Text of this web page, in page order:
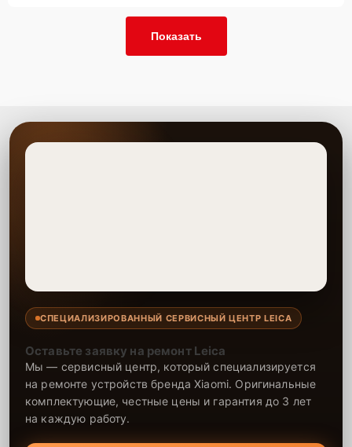
Показать
СПЕЦИАЛИЗИРОВАННЫЙ СЕРВИСНЫЙ ЦЕНТР LEICA
Оставьте заявку на ремонт Leica
Мы — сервисный центр, который специализируется
на ремонте устройств бренда Xiaomi. Оригинальные
комплектующие, честные цены и гарантия до 3 лет
на каждую работу.